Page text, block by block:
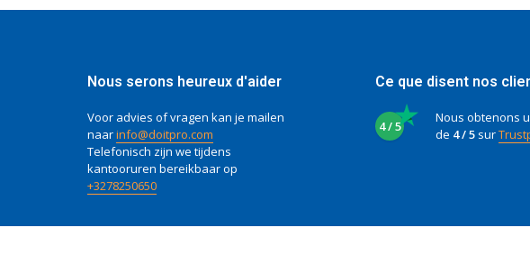
Nous serons heureux d'aider
Voor advies of vragen kan je mailen
naarinfo@doitpro.com
Telefonisch zijn we tijdens
kantooruren bereikbaar op
+3278250650
Ce que disent nos
4 / 5
Nous obtenons
de 4 / 5 sur